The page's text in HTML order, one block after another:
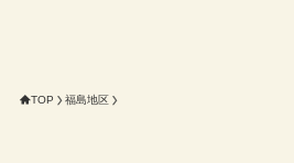
TOP 福島地区